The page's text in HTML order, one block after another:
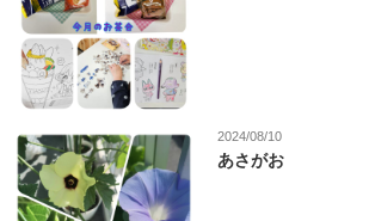
2024/08/10
あさがお